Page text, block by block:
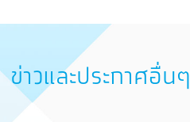
ข่าวและประกาศอื่นๆ